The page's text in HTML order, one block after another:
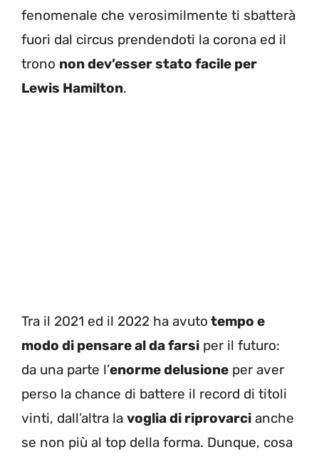
fenomenale che verosimilmente ti sbatterà
fuori dal circus prendendoti la corona ed il
trono non dev’esser stato facile per
Lewis Hamilton.
Tra il 2021 ed il 2022 ha avuto tempo e
modo di pensare al da farsi per il futuro:
da una parte l’enorme delusione per aver
perso la chance di battere il record di titoli
vinti, dall’altra la voglia di riprovarci anche
se non più al top della forma. Dunque, cosa